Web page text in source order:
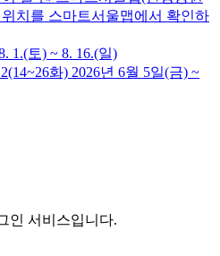
인 서비스입니다.